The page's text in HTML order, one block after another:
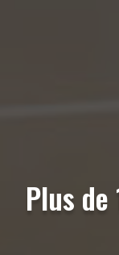
Plus de